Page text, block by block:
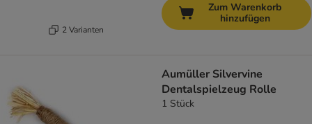
2 Varianten
Zum Warenkorb
hinzufügen
Aumüller Silvervine
Dentalspielzeug Rolle
1 Stück